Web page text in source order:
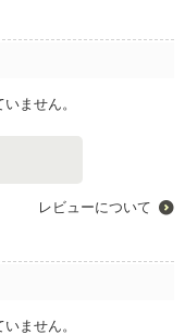
ません。
レビューについて
ません。